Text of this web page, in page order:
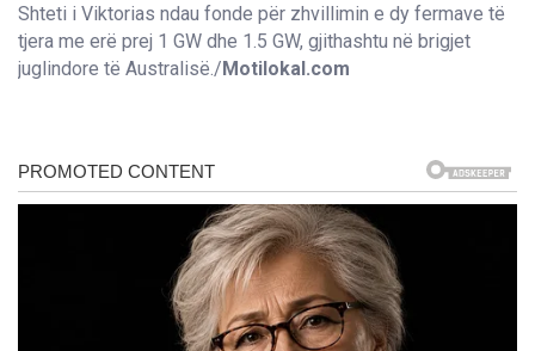
Shteti i Viktorias ndau fonde për zhvillimin e dy fermave të
tjera me erë prej 1 GW dhe 1.5 GW, gjithashtu në brigjet
juglindore të Australisë./Motilokal.com